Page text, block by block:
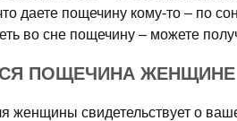
даете пощечину кому-то – по
во сне пощечину – можете
ПОЩЕЧИНА ЖЕНЩИНЕ
женщины свидетельствует о